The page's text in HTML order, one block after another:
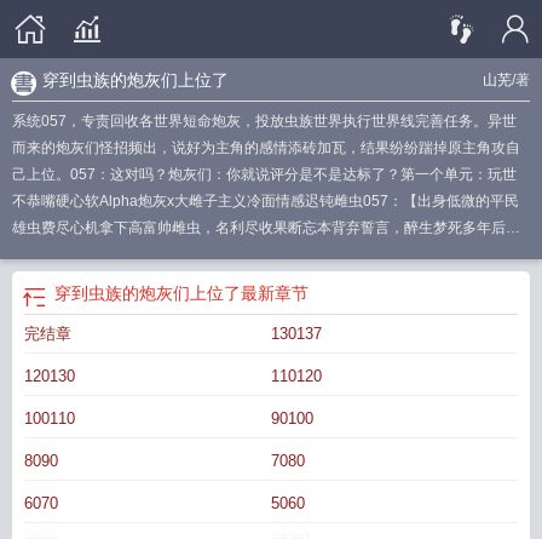
山芜/著
穿到虫族的炮灰们上位了
系统057，专责回收各世界短命炮灰，投放虫族世界执行世界线完善任务。异世
而来的炮灰们怪招频出，说好为主角的感情添砖加瓦，结果纷纷踹掉原主角攻自
己上位。057：这对吗？炮灰们：你就说评分是不是达标了？第一个单元：玩世
不恭嘴硬心软Alpha炮灰x大雌子主义冷面情感迟钝雌虫057：【出身低微的平民
雄虫费尽心机拿下高富帅雌虫，名利尽收果断忘本背弃誓言，醉生梦死多年后得
识后拼劲全力揭露雄虫的恶行，自己也因“休眠症”不得善终。请你修复世界线，改
写be结局。】某Alpha：“虫族？我最擅长杀虫了。”“为他们的感情助力？”“那我插
足助攻一下。”“什么叫上位？主角攻雄竞输了我有什么办法？”厄兰从未见过如此
架，武力值定位置。第二个单元：戏精雄狐妖宠妃x美色熏心的铁血虫帝057：
看上了对他不假辞色的洛菲迷。强取豪夺，你追我赶，在相爱得难舍难分之际，
一把尖刀刺进心脏，他才明白对方是政敌养的棋子。】某狐妖：“孽缘也要续？本
穿到虫族的炮灰们上位了最新章节
完结章 130137
120130 110120
100110 90100
8090 7080
6070 5060